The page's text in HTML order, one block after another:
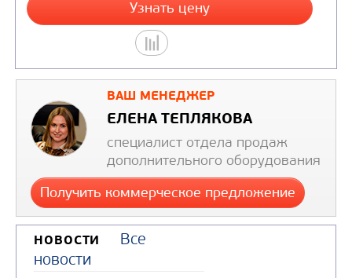
Напяжение питания, В
Макс. мощность, кВт
мощность, Вт
Макс. расход топлива,
Узнать цену
ВАШ МЕНЕДЖЕР
ЕЛЕНА ТЕПЛЯКОВА
специалист отдела продаж
дополнительного оборудования
Получить коммерческое предложение
НОВОСТИ
Все
новости